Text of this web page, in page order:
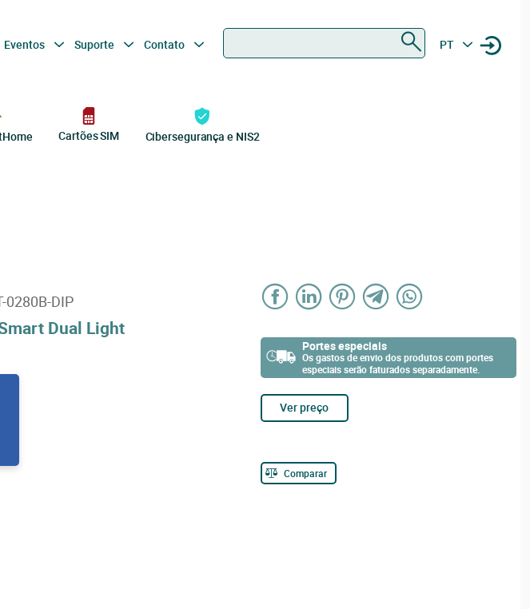
Eventos Suporte Contato PT
Cartões SIM Cibersegurança e NIS2
Dual Light
0280B-DIP
Portes especiais
Os gastos de envio dos produtos com portes
especiais serão faturados separadamente.
Ver preço
Comparar